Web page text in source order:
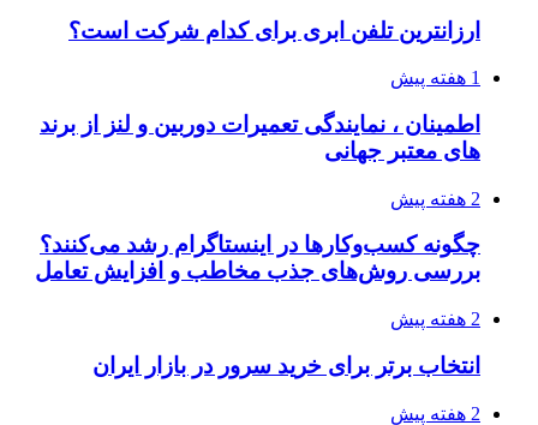
ارزانترین تلفن ابری برای کدام شرکت است؟
1 هفته پیش
اطمینان ، نمایندگی تعمیرات دوربین و لنز از برند
های معتبر جهانی
2 هفته پیش
چگونه کسب‌وکارها در اینستاگرام رشد می‌کنند؟
بررسی روش‌های جذب مخاطب و افزایش تعامل
2 هفته پیش
انتخاب برتر برای خرید سرور در بازار ایران
2 هفته پیش